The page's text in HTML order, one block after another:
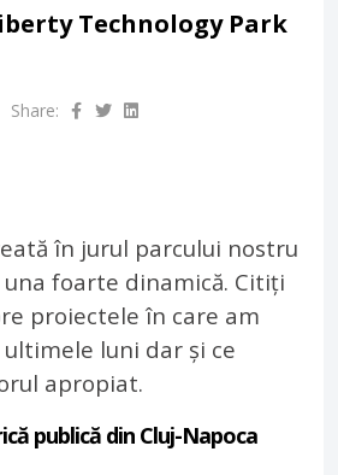
Technology Park
Share:
în jurul parcului nostru
foarte dinamică. Citiți
proiectele în care am
luni dar și ce
apropiat.
publică din Cluj-Napoca